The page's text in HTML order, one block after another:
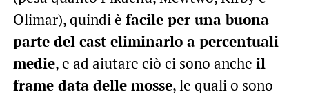
Olimar), quindi è facile per una buona
parte del cast eliminarlo a percentuali
medie, e ad aiutare ciò ci sono anche il
frame data delle mosse, le quali o sono